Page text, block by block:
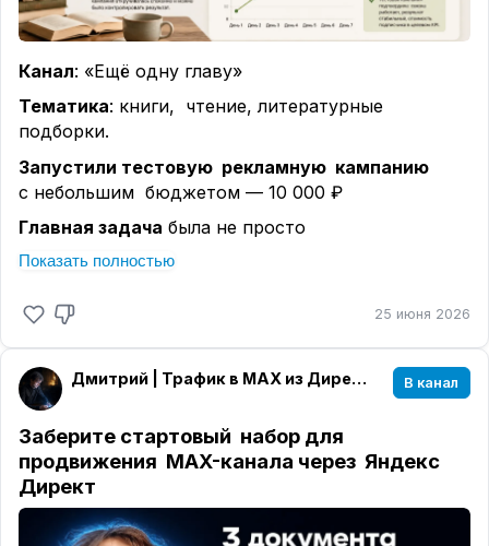
Канал: «Ещё одну главу»
Тематика: книги, чтение, литературные
подборки.
Запустили тестовую рекламную кампанию
с небольшим бюджетом — 10 000 ₽
Главная задача была не просто
потратить деньги, а аккуратно
подписчика в книжной нише.
кампания откручивалась спокойно и можно
было контролировать результат.
Итог
10 000 ₽ расхода
7 дней открутки
40 ₽ за подписчика
≈ 250 новых подписчиков
Показать полностью
25 июня 2026
Дмитрий | Трафик в MAX из Директа В канал
Заберите стартовый набор для
продвижения MAX-канала через Яндекс
Директ